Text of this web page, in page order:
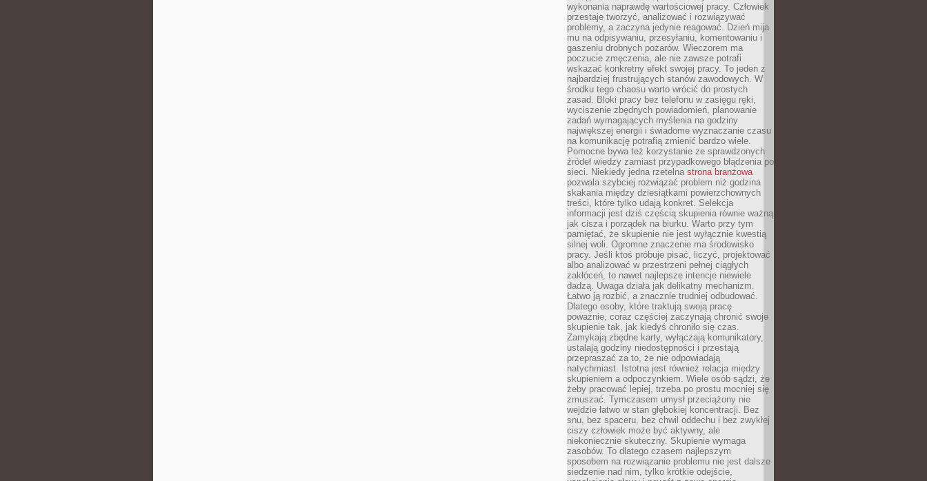
wykonania naprawdę wartościowej pracy. Człowiek
przestaje tworzyć, analizować i rozwiązywać
problemy, a zaczyna jedynie reagować. Dzień mija
mu na odpisywaniu, przesyłaniu, komentowaniu i
gaszeniu drobnych pożarów. Wieczorem ma
poczucie zmęczenia, ale nie zawsze potrafi
wskazać konkretny efekt swojej pracy. To jeden z
najbardziej frustrujących stanów zawodowych. W
środku tego chaosu warto wrócić do prostych
zasad. Bloki pracy bez telefonu w zasięgu ręki,
wyciszenie zbędnych powiadomień, planowanie
zadań wymagających myślenia na godziny
największej energii i świadome wyznaczanie czasu
na komunikację potrafią zmienić bardzo wiele.
Pomocne bywa też korzystanie ze sprawdzonych
źródeł wiedzy zamiast przypadkowego błądzenia po
sieci. Niekiedy jedna rzetelna strona branżowa
pozwala szybciej rozwiązać problem niż godzina
skakania między dziesiątkami powierzchownych
treści, które tylko udają konkret. Selekcja
informacji jest dziś częścią skupienia równie ważną
jak cisza i porządek na biurku. Warto przy tym
pamiętać, że skupienie nie jest wyłącznie kwestią
silnej woli. Ogromne znaczenie ma środowisko
pracy. Jeśli ktoś próbuje pisać, liczyć, projektować
albo analizować w przestrzeni pełnej ciągłych
zakłóceń, to nawet najlepsze intencje niewiele
dadzą. Uwaga działa jak delikatny mechanizm.
Łatwo ją rozbić, a znacznie trudniej odbudować.
Dlatego osoby, które traktują swoją pracę
poważnie, coraz częściej zaczynają chronić swoje
skupienie tak, jak kiedyś chroniło się czas.
Zamykają zbędne karty, wyłączają komunikatory,
ustalają godziny niedostępności i przestają
przepraszać za to, że nie odpowiadają
natychmiast. Istotna jest również relacja między
skupieniem a odpoczynkiem. Wiele osób sądzi, że
żeby pracować lepiej, trzeba po prostu mocniej się
zmuszać. Tymczasem umysł przeciążony nie
wejdzie łatwo w stan głębokiej koncentracji. Bez
snu, bez spaceru, bez chwil oddechu i bez zwykłej
ciszy człowiek może być aktywny, ale
niekoniecznie skuteczny. Skupienie wymaga
zasobów. To dlatego czasem najlepszym
sposobem na rozwiązanie problemu nie jest dalsze
siedzenie nad nim, tylko krótkie odejście,